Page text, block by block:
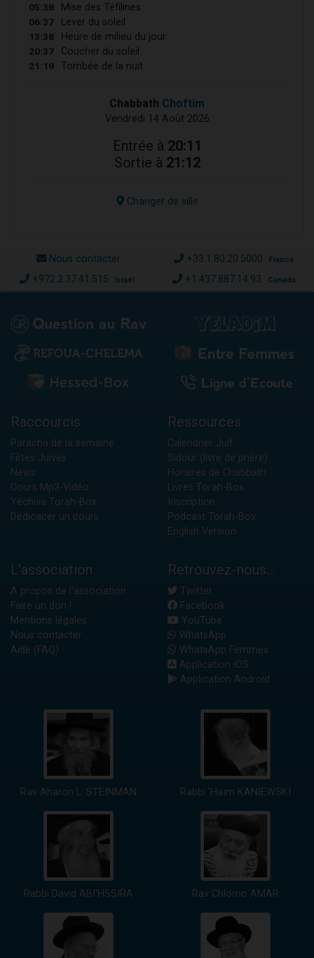
05:38 Mise des Téfilines
06:37 Lever du soleil
13:38 Heure de milieu du jour
20:37 Coucher du soleil
21:19 Tombée de la nuit
Chabbath Choftim
Vendredi 14 Août 2026
Entrée à 20:11
Sortie à 21:12
Changer de ville
Nous contacter +33.1.80.20.5000 France
+972.2.37.41.515 Israël +1.437.887.14.93 Canada
Raccourcis
Paracha de la semaine
Fêtes Juives
News
Cours Mp3-Vidéo
Yéchiva Torah-Box
Dédicacer un cours
Ressources
Calendrier Juif
Sidour (livre de prière)
Horaires de Chabbath
Livres Torah-Box
Inscription
Podcast Torah-Box
English Version
L'association
A propos de l'association
Faire un don !
Mentions légales
Nous contacter
Aide (FAQ)
Retrouvez-nous...
Twitter
Facebook
YouTube
WhatsApp
WhatsApp Femmes
Application iOS
Application Android
Rav Aharon L. STEINMAN Rabbi 'Haïm KANIEWSKI
Rabbi David ABI'HSSIRA Rav Chlomo AMAR